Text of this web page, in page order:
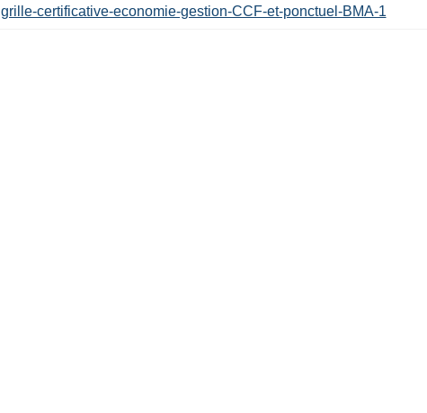
grille-certificative-economie-gestion-CCF-et-ponctuel-BMA-1